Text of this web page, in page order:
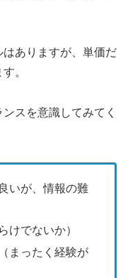
ありますが、単価だ
。
スを意識してみてく
いが、情報の難
けでないか）
まったく経験が